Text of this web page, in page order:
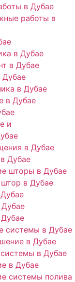
в Дубае
работы в
в Дубае
в Дубае
в Дубае
в Дубае
и
в Дубае
Дубае
шторы в Дубае
в Дубае
системы в Дубае
в Дубае
в Дубае
в Дубае
системы полива